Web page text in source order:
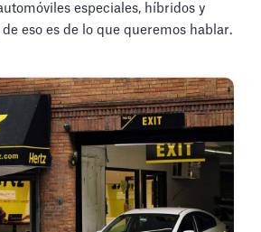
especiales, híbridos y
eso es de lo que queremos hablar.